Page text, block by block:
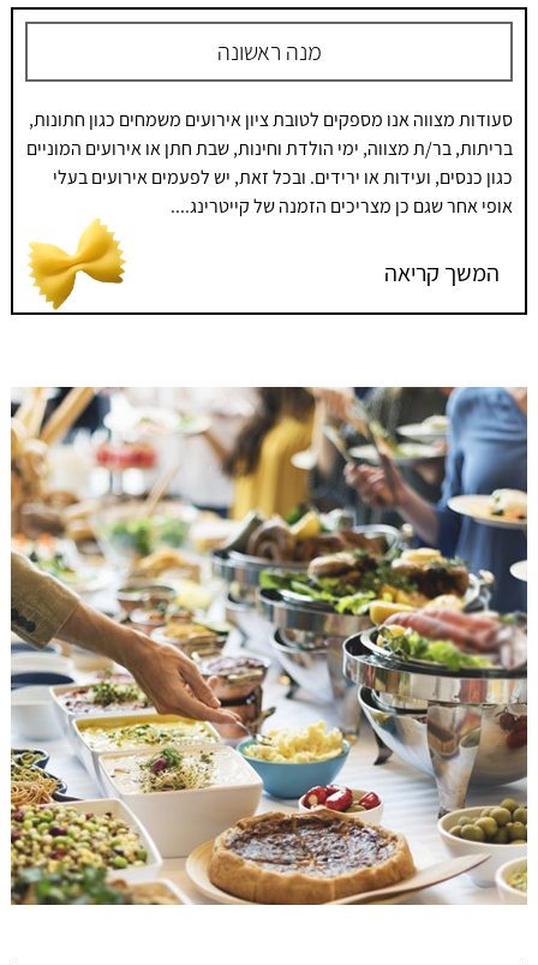
מנה ראשונה
סעודות מצווה אנו מספקים לטובת ציון אירועים משמחים כגון חתונות,
בריתות, בר/ת מצווה, ימי הולדת וחינות, שבת חתן או אירועים המוניים
כגון כנסים, ועידות או ירידים. ובכל זאת, יש לפעמים אירועים בעלי
אופי אחר שגם כן מצריכים הזמנה של קייטרינג....
המשך קריאה